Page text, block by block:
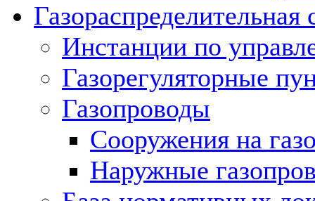
Газораспределительная
Инстанции по
Газорегуляторные
Газопроводы
Сооружения на
Наружные